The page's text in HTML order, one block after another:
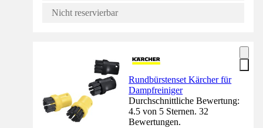
Nicht reservierbar
Rundbürstenset Kärcher für
Dampfreiniger
Durchschnittliche Bewertung:
4.5 von 5 Sternen. 32
Bewertungen.